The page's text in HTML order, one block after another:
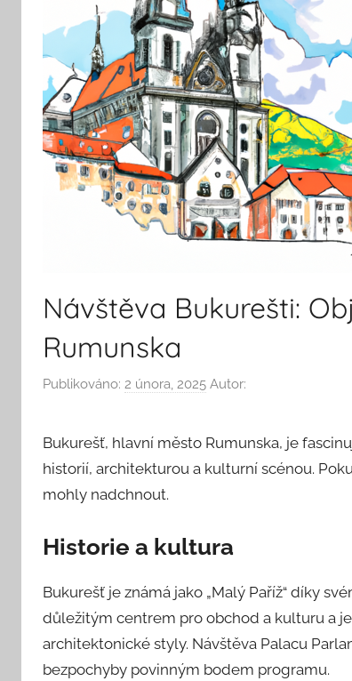
Návštěva Bukurešti:
Rumunska
Publikováno: 2 února, 2025 Autor:
Bukurešť, hlavní město Rumunska, je
historií, architekturou a kulturní scénou.
mohly nadchnout.
Historie a kultura
Bukurešť je známá jako „Malý Paříž“ díky
důležitým centrem pro obchod a kulturu a
architektonické styly. Návštěva Palacu
bezpochyby povinným bodem programu.